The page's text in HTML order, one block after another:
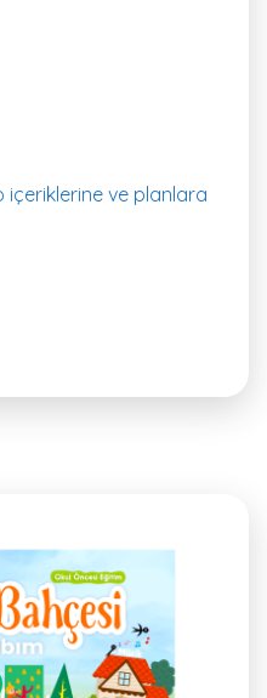
içeriklerine ve planlara